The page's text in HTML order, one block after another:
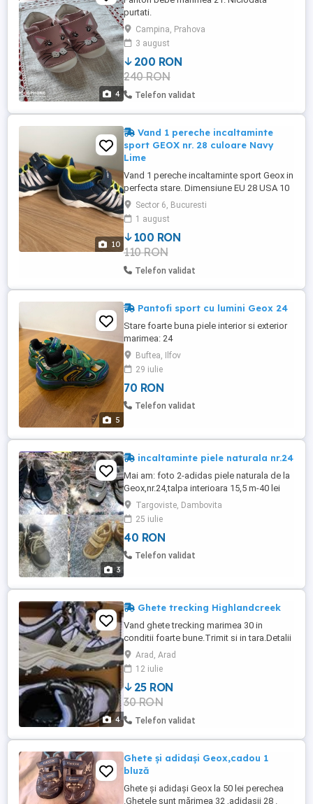
4
purtati.
Campina, Prahova
3 august
200 RON
240 RON
Telefon validat
10
Vand 1 pereche incaltaminte
sport GEOX nr. 28 culoare Navy
Lime
Vand 1 pereche incaltaminte sport Geox in
perfecta stare. Dimensiune EU 28 USA 10
1 2 UK 10; talpic interior 187 mm. Pretul nu
este negociabil. Trimit doar prin curier.
Sector 6, Bucuresti
1 august
100 RON
110 RON
Telefon validat
5
Pantofi sport cu lumini Geox 24
Stare foarte buna piele interior si exterior
marimea: 24
Buftea, Ilfov
29 iulie
70 RON
Telefon validat
3
incaltaminte piele naturala nr.24
Mai am: foto 2-adidas piele naturala de la
Geox,nr.24,talpa interioara 15,5 m-40 lei
foto 3-ghetute piele naturala,nr.24,talpa
interioara 15,5 m-45 lei trimit si prin posta
Targoviste, Dambovita
25 iulie
40 RON
Telefon validat
4
Ghete trecking Highlandcreek
Vand ghete trecking marimea 30 in
conditii foarte bune.Trimit si in tara.Detalii
in privat.
Arad, Arad
12 iulie
25 RON
30 RON
Telefon validat
Ghete și adidași Geox,cadou 1
bluză
Ghete și adidași Geox la 50 lei perechea
.Ghetele sunt mărimea 32 ,adidașii 28 .